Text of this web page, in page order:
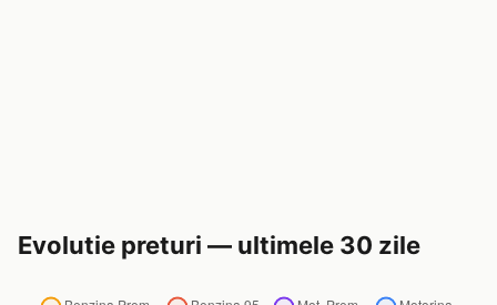
Evolutie preturi — ultimele 30 zile